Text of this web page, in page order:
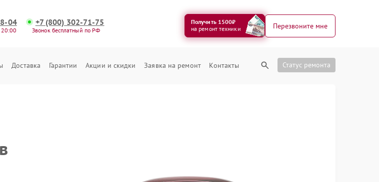
04
20:00
+7 (800) 302-71-75
Звонок бесплатный по РФ
Получить 1500₽
на ремонт техники
Перезвоните мне
Доставка Гарантии Акции и скидки Заявка на ремонт Контакты Статус ремонта